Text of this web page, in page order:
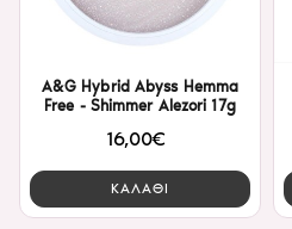
A&G Hybrid Abyss Hemma
Free - Shimmer Alezori 17g
16,00€
ΚΑΛΑΘΙ